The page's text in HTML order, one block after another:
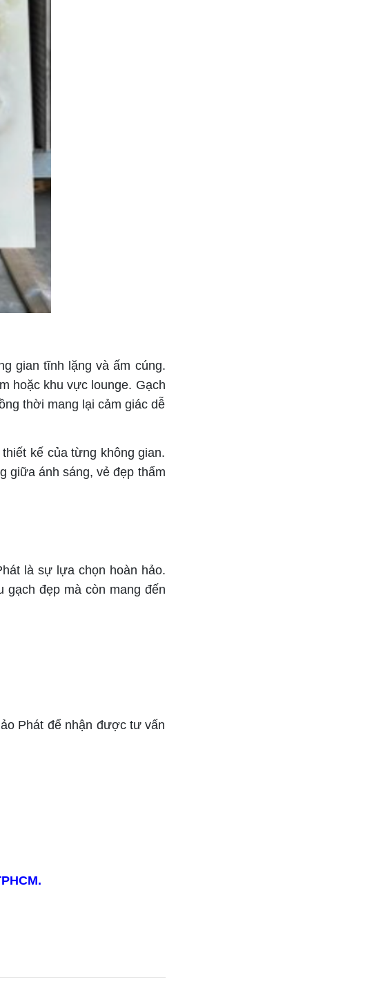
gian tĩnh lặng và ấm cúng.
hoặc khu vực lounge. Gạch
thời mang lại cảm giác dễ
kế của từng không gian.
giữa ánh sáng, vẻ đẹp thẩm
là sự lựa chọn hoàn hảo.
gạch đẹp mà còn mang đến
Phát để nhận được tư vấn